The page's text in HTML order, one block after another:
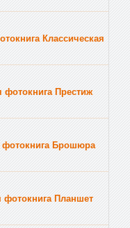
Классическая
фотокнига Престиж
Брошюра
фотокнига Планшет